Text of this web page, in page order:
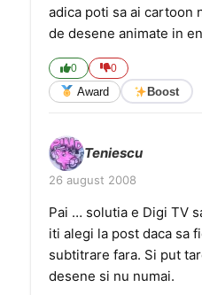
adica poti sa ai cartoon
de desene animate in
0 0
Award Boost
Teniescu
26 august 2008
Pai … solutia e Digi TV
iti alegi la post daca sa
subtitrare fara. Si put
desene si nu numai.